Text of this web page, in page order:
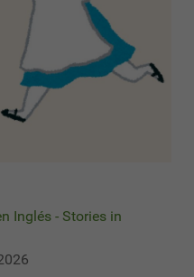
Inglés - Stories in